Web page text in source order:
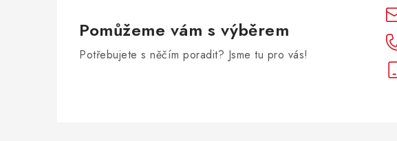
Pomůžeme vám s výběrem
Potřebujete s něčím poradit? Jsme tu pro vás!